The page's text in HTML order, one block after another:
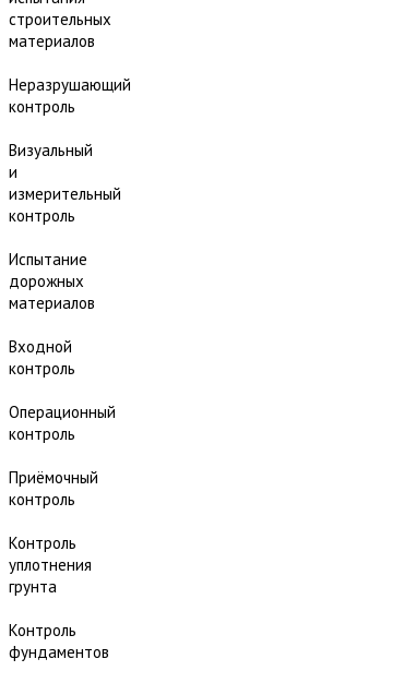
строительных
материалов
Неразрушающий
контроль
Визуальный
и
измерительный
контроль
Испытание
дорожных
материалов
Входной
контроль
Операционный
контроль
Приёмочный
контроль
Контроль
уплотнения
грунта
Контроль
фундаментов